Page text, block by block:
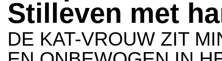
Stilleven met
DE KAT-VROUW ZIT